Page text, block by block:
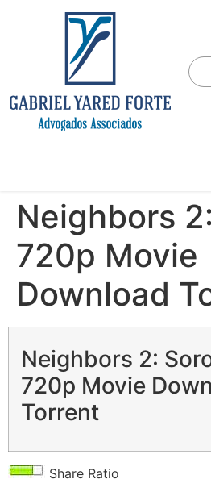
Neighbors
720p Movie
Download
Neighbors 2:
720p Movie
Torrent
Share Ratio